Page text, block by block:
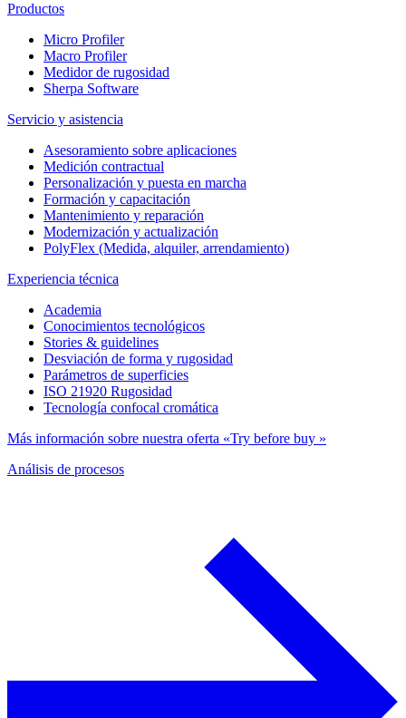
Productos
Micro Profiler
Macro Profiler
Medidor de rugosidad
Sherpa Software
Servicio y asistencia
Asesoramiento sobre aplicaciones
Medición contractual
Personalización y puesta en marcha
Formación y capacitación
Mantenimiento y reparación
Modernización y actualización
PolyFlex (Medida, alquiler, arrendamiento)
Experiencia técnica
Academia
Conocimientos tecnológicos
Stories & guidelines
Desviación de forma y rugosidad
Parámetros de superficies
ISO 21920 Rugosidad
Tecnología confocal cromática
Más información sobre nuestra oferta «Try before buy »
Análisis de procesos